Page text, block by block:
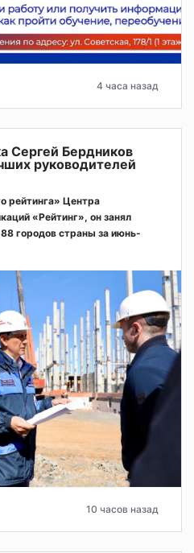
4 часа назад
Сергей Бердников
руководителей
рейтинга» Центра
«Рейтинг», он занял
городов страны за июнь-
10 часов назад